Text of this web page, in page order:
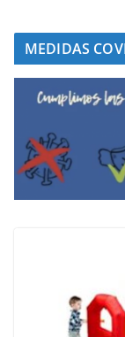
MEDIDAS